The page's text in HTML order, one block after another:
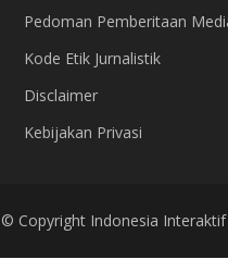
Pedoman Pemberitaan
Kode Etik Jurnalistik
Disclaimer
Kebijakan Privasi
© Copyright Indonesia Interaktif